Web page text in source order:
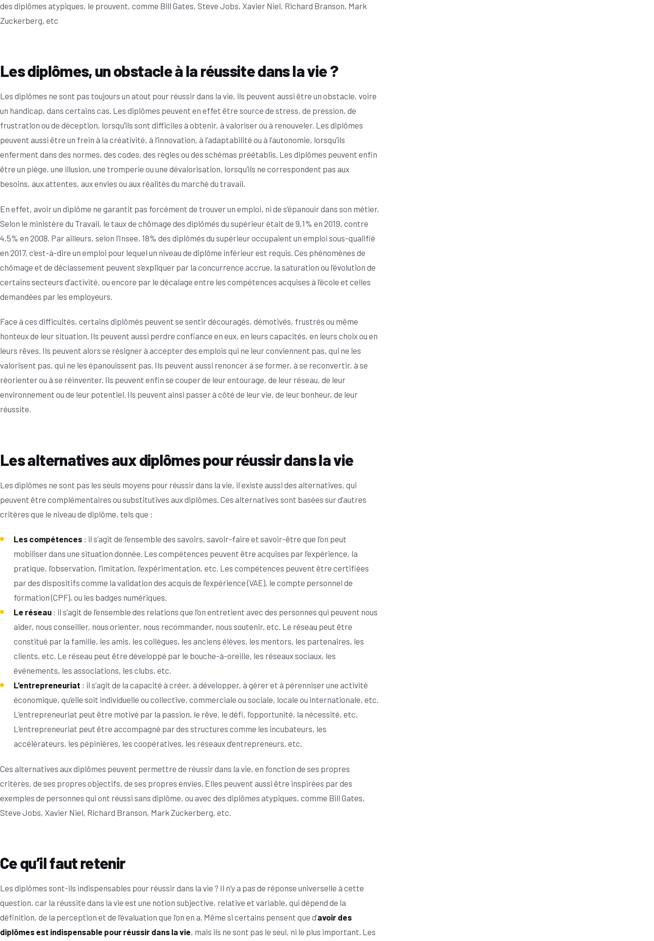
des diplômes atypiques, le prouvent, comme Bill Gates, Steve Jobs, Xavier Niel, Richard Branson, Mark
Zuckerberg, etc
Les diplômes, un obstacle à la réussite dans la vie ?
Les diplômes ne sont pas toujours un atout pour réussir dans la vie, ils peuvent aussi être un obstacle, voire
un handicap, dans certains cas. Les diplômes peuvent en effet être source de stress, de pression, de
frustration ou de déception, lorsqu’ils sont difficiles à obtenir, à valoriser ou à renouveler. Les diplômes
peuvent aussi être un frein à la créativité, à l’innovation, à l’adaptabilité ou à l’autonomie, lorsqu’ils
enferment dans des normes, des codes, des règles ou des schémas préétablis. Les diplômes peuvent enfin
être un piège, une illusion, une tromperie ou une dévalorisation, lorsqu’ils ne correspondent pas aux
besoins, aux attentes, aux envies ou aux réalités du marché du travail.
En effet, avoir un diplôme ne garantit pas forcément de trouver un emploi, ni de s’épanouir dans son métier.
Selon le ministère du Travail, le taux de chômage des diplômés du supérieur était de 9,1% en 2019, contre
4,5% en 2008. Par ailleurs, selon l’Insee, 18% des diplômés du supérieur occupaient un emploi sous-qualifié
en 2017, c’est-à-dire un emploi pour lequel un niveau de diplôme inférieur est requis. Ces phénomènes de
chômage et de déclassement peuvent s’expliquer par la concurrence accrue, la saturation ou l’évolution de
certains secteurs d’activité, ou encore par le décalage entre les compétences acquises à l’école et celles
demandées par les employeurs.
Face à ces difficultés, certains diplômés peuvent se sentir découragés, démotivés, frustrés ou même
honteux de leur situation. Ils peuvent aussi perdre confiance en eux, en leurs capacités, en leurs choix ou en
leurs rêves. Ils peuvent alors se résigner à accepter des emplois qui ne leur conviennent pas, qui ne les
valorisent pas, qui ne les épanouissent pas. Ils peuvent aussi renoncer à se former, à se reconvertir, à se
réorienter ou à se réinventer. Ils peuvent enfin se couper de leur entourage, de leur réseau, de leur
environnement ou de leur potentiel. Ils peuvent ainsi passer à côté de leur vie, de leur bonheur, de leur
réussite.
Les alternatives aux diplômes pour réussir dans la vie
Les diplômes ne sont pas les seuls moyens pour réussir dans la vie, il existe aussi des alternatives, qui
peuvent être complémentaires ou substitutives aux diplômes. Ces alternatives sont basées sur d’autres
critères que le niveau de diplôme, tels que :
Les compétences: il s’agit de l’ensemble des savoirs, savoir-faire et savoir-être que l’on peut
mobiliser dans une situation donnée. Les compétences peuvent être acquises par l’expérience, la
pratique, l’observation, l’imitation, l’expérimentation, etc. Les compétences peuvent être certifiées
par des dispositifs comme la validation des acquis de l’expérience (VAE), le compte personnel de
formation (CPF), ou les badges numériques.
Le réseau: il s’agit de l’ensemble des relations que l’on entretient avec des personnes qui peuvent nous
aider, nous conseiller, nous orienter, nous recommander, nous soutenir, etc. Le réseau peut être
constitué par la famille, les amis, les collègues, les anciens élèves, les mentors, les partenaires, les
clients, etc. Le réseau peut être développé par le bouche-à-oreille, les réseaux sociaux, les
événements, les associations, les clubs, etc.
L’entrepreneuriat : il s’agit de la capacité à créer, à développer, à gérer et à pérenniser une activité
économique, qu’elle soit individuelle ou collective, commerciale ou sociale, locale ou internationale, etc.
L’entrepreneuriat peut être motivé par la passion, le rêve, le défi, l’opportunité, la nécessité, etc.
L’entrepreneuriat peut être accompagné par des structures comme les incubateurs, les
accélérateurs, les pépinières, les coopératives, les réseaux d’entrepreneurs, etc.
Ces alternatives aux diplômes peuvent permettre de réussir dans la vie, en fonction de ses propres
critères, de ses propres objectifs, de ses propres envies. Elles peuvent aussi être inspirées par des
exemples de personnes qui ont réussi sans diplôme, ou avec des diplômes atypiques, comme Bill Gates,
Steve Jobs, Xavier Niel, Richard Branson, Mark Zuckerberg, etc.
Ce qu’il faut retenir
Les diplômes sont-ils indispensables pour réussir dans la vie ? Il n’y a pas de réponse universelle à cette
question, car la réussite dans la vie est une notion subjective, relative et variable, qui dépend de la
définition, de la perception et de l’évaluation que l’on en a. Même si certains pensent que d’avoir des
diplômes est indispensable pour réussir dans la vie, mais ils ne sont pas le seul, ni le plus important. Les